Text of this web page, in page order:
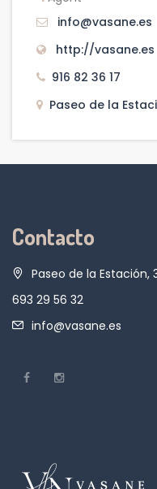
info@vasane.es
http://vasane.es
916 82 36 17
Paseo de la
Contacto
Paseo de la Estación,
693 29 56 32
info@vasane.es